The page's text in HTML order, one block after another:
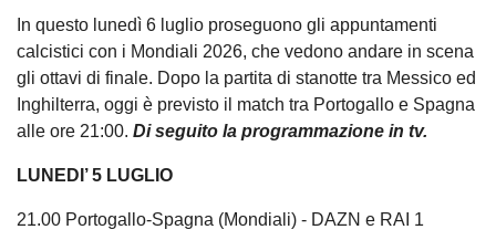
In questo lunedì 6 luglio proseguono gli appuntamenti
calcistici con i Mondiali 2026, che vedono andare in scena
gli ottavi di finale. Dopo la partita di stanotte tra Messico ed
Inghilterra, oggi è previsto il match tra Portogallo e Spagna
alle ore 21:00. Di seguito la programmazione in tv.
LUNEDI’ 5 LUGLIO
21.00 Portogallo-Spagna (Mondiali) - DAZN e RAI 1